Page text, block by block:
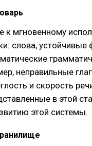
к мгновенному
слова, устойчивые
неправильные
и скорость
в этой
этой системы.